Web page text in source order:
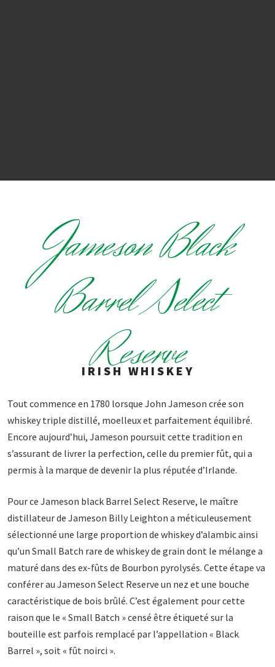
Jameson Black
Barrel Select
Reserve
IRISH WHISKEY
Tout commence en 1780 lorsque John Jameson crée son
whiskey triple distillé, moelleux et parfaitement équilibré.
Encore aujourd’hui, Jameson poursuit cette tradition en
s’assurant de livrer la perfection, celle du premier fût, qui a
permis à la marque de devenir la plus réputée d’Irlande.
Pour ce Jameson black Barrel Select Reserve, le maître
distillateur de Jameson Billy Leighton a méticuleusement
sélectionné une large proportion de whiskey d’alambic ainsi
qu’un Small Batch rare de whiskey de grain dont le mélange a
maturé dans des ex-fûts de Bourbon pyrolysés. Cette étape va
conférer au Jameson Select Reserve un nez et une bouche
caractéristique de bois brûlé. C’est également pour cette
raison que le « Small Batch » censé être étiqueté sur la
bouteille est parfois remplacé par l’appellation « Black
Barrel », soit « fût noirci ».